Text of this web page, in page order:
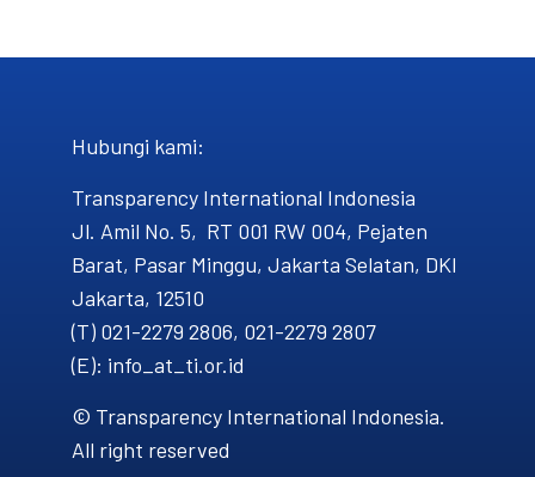
Hubungi kami​:
Transparency International Indonesia
Jl. Amil No. 5, RT 001 RW 004, Pejaten
Barat, Pasar Minggu, Jakarta Selatan, DKI
Jakarta, 12510
(T) 021-2279 2806, 021-2279 2807
(E): info_at_ti.or.id
© Transparency International Indonesia.
All right reserved